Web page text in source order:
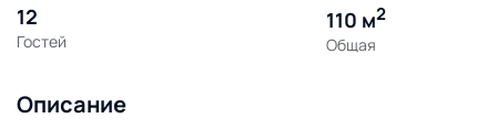
12
Гостей
110 м2
Общая
Описание